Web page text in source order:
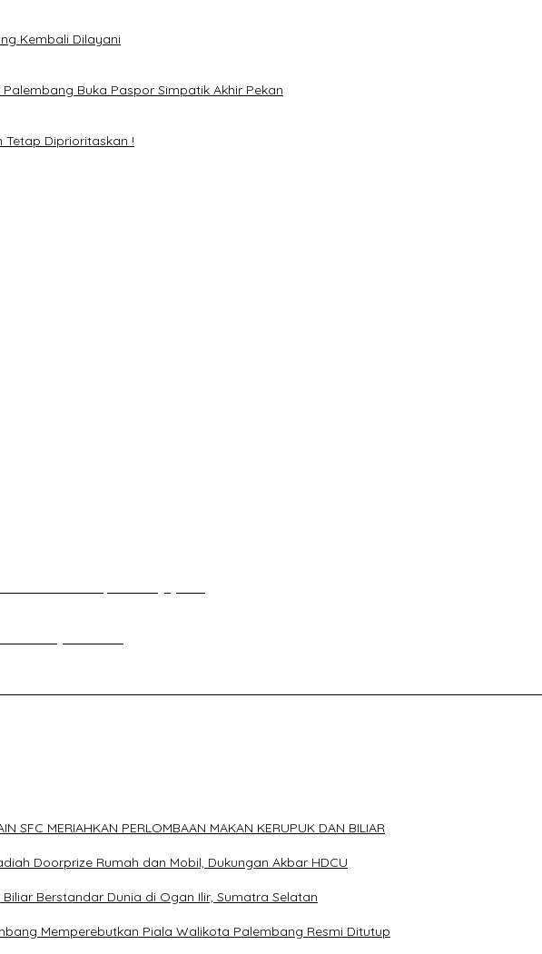
Kembali Dilayani
Buka Paspor Simpatik Akhir Pekan
Tetap Diprioritaskan !
SFC MERIAHKAN PERLOMBAAN MAKAN KERUPUK DAN BILIAR
Doorprize Rumah dan Mobil, Dukungan Akbar HDCU
Berstandar Dunia di Ogan Ilir, Sumatra Selatan
Memperebutkan Piala Walikota Palembang Resmi Ditutup